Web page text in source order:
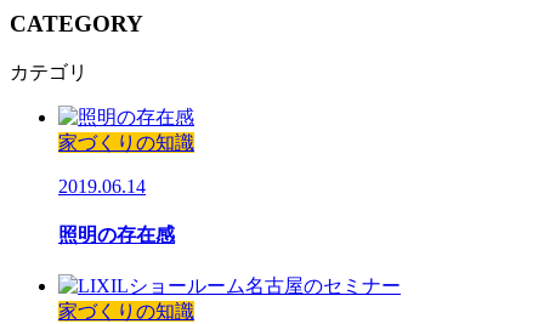
CATEGORY
カテゴリ
家づくりの知識
2019.06.14
照明の存在感
家づくりの知識